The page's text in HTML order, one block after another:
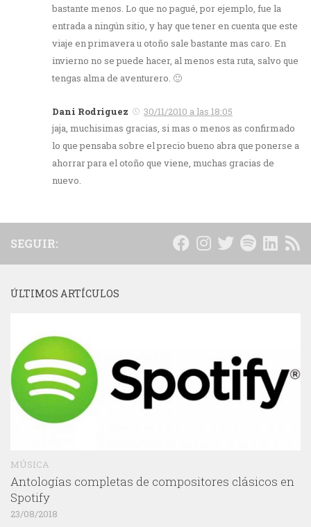
bastante menos. Lo que no pagué, por ejemplo, fue la
entrada a ningún sitio, y hay que tener en cuenta que este
viaje en primavera u otoño sale bastante mas caro. En
invierno no se puede hacer, al menos esta ruta, salvo que
tengas alma de aventurero. 🙂
Dani Rodriguez
30/11/2010 a las 18:05
jaja, muchisimas gracias, si mas o menos as confirmado
lo que pensaba sobre el precio bueno abra que ponerse a
ahorrar para el otoño que viene, muchas gracias de
nuevo.
SEGUIR:
ÚLTIMOS ARTÍCULOS
MÚSICA
Antologías completas de compositores clásicos en
Spotify
23/08/2018